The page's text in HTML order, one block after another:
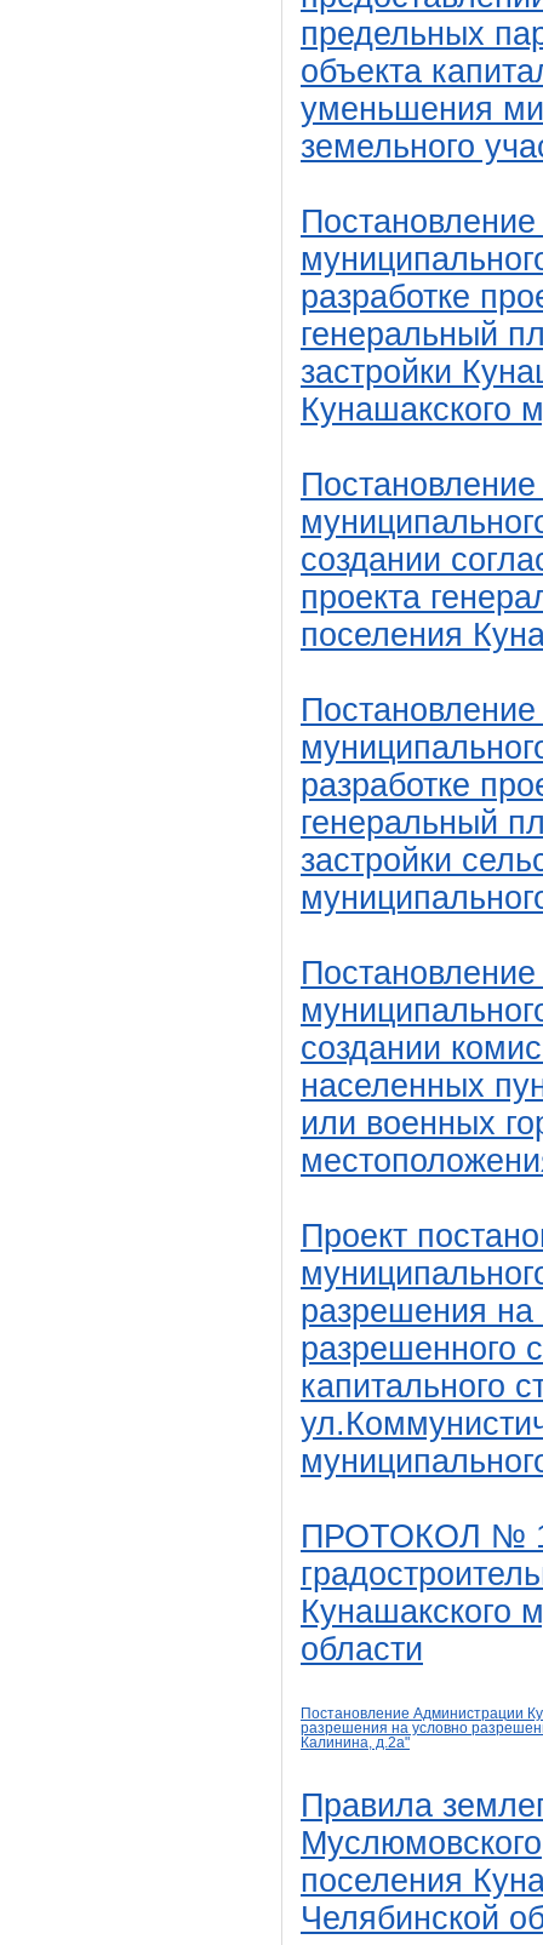
предельных
объекта
уменьшения
земельного
разработке
генеральный
застройки
Кунашакского
создании
проекта
поселения
разработке
генеральный
застройки
создании
населенных
или военных
Проект
разрешения на
разрешенного
капитального
ПРОТОКОЛ № 1
Кунашакского
области
Постановление Администрации
разрешения на условно
Калинина, д.2а"
Правила
поселения
Челябинской